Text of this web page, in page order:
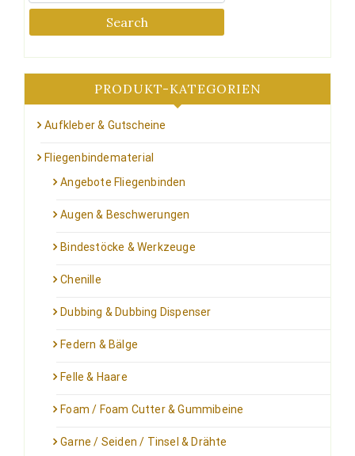
werden
Search
PRODUKT-KATEGORIEN
Aufkleber & Gutscheine
Fliegenbindematerial
Angebote Fliegenbinden
Augen & Beschwerungen
Bindestöcke & Werkzeuge
Chenille
Dubbing & Dubbing Dispenser
Federn & Bälge
Felle & Haare
Foam / Foam Cutter & Gummibeine
Garne / Seiden / Tinsel & Drähte